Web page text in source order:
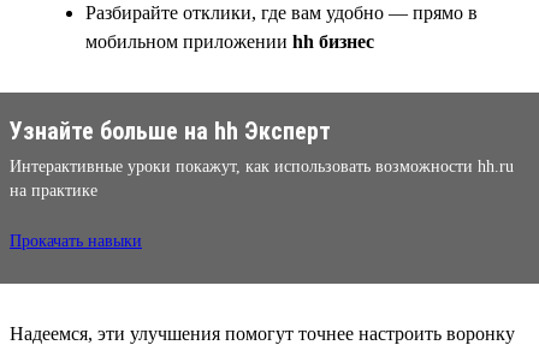
Разбирайте отклики, где вам удобно — прямо в
мобильном приложении hh бизнес
Узнайте больше на hh Эксперт
Интерактивные уроки покажут, как использовать возможности hh.ru
на практике
Прокачать навыки
Надеемся, эти улучшения помогут точнее настроить воронку